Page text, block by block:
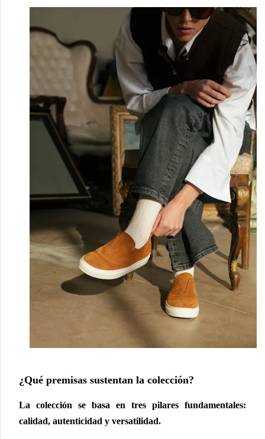
¿Qué premisas sustentan la colección?
La colección se basa en tres pilares fundamentales:
calidad, autenticidad y versatilidad.